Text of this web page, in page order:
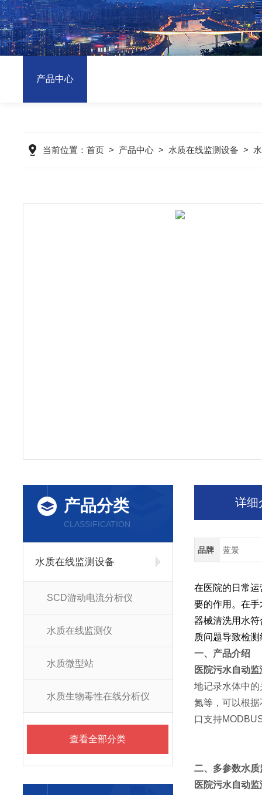
产品中心
当前位置： 首页 > 产品中心 > 水质在线监测设备 >
产品分类
CLASSIFICATION
水质在线监测设备
SCD游动电流分析仪
水质在线监测仪
水质微型站
水质生物毒性在线分析仪
查看全部分类
详细
品牌 蓝景
在医院的日常
要的作用。在
器械清洗用水
质问题导致检
一、产品介绍
医院污水自动
地记录水体中
氮等，可以根
口支持
二、多参数水
医院污水自动